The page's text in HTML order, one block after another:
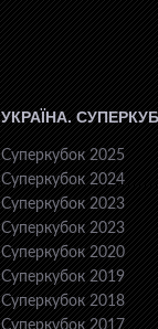
УКРАЇНА.
Суперкубок 2025
Суперкубок 2024
Суперкубок 2023
Суперкубок 2023
Суперкубок 2020
Суперкубок 2019
Суперкубок 2018
Суперкубок 2017